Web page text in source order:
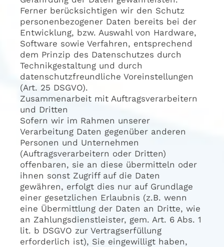
Ferner berücksichtigen wir den Schutz
personenbezogener Daten bereits bei der
Entwicklung, bzw. Auswahl von Hardware,
Software sowie Verfahren, entsprechend
dem Prinzip des Datenschutzes durch
Technikgestaltung und durch
datenschutzfreundliche Voreinstellungen
(Art. 25 DSGVO).
Zusammenarbeit mit Auftragsverarbeitern
und Dritten
Sofern wir im Rahmen unserer
Verarbeitung Daten gegenüber anderen
Personen und Unternehmen
(Auftragsverarbeitern oder Dritten)
offenbaren, sie an diese übermitteln oder
ihnen sonst Zugriff auf die Daten
gewähren, erfolgt dies nur auf Grundlage
einer gesetzlichen Erlaubnis (z.B. wenn
eine Übermittlung der Daten an Dritte, wie
an Zahlungsdienstleister, gem. Art. 6 Abs. 1
lit. b DSGVO zur Vertragserfüllung
erforderlich ist), Sie eingewilligt haben,